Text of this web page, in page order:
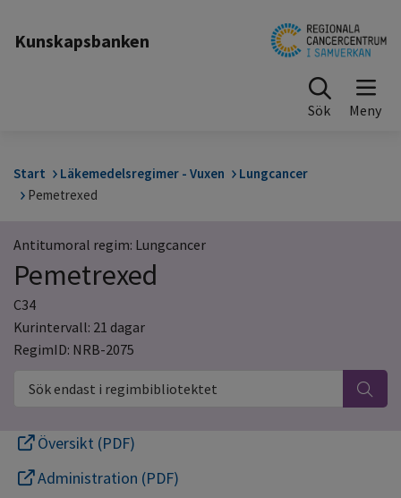
Kunskapsbanken
Sök
Start Läkemedelsregimer - Vuxen
Lungcancer
Pemetrexed
Antitumoral regim: Lungcancer
Pemetrexed
C34
Kurintervall: 21 dagar
RegimID: NRB-2075
Sök endast i regimbibliotektet
Översikt (PDF)
Administration (PDF)